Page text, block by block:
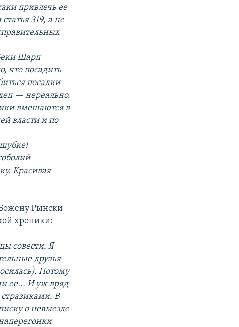
привлечь ее
319, а не
Шарп
что посадить
посадки
— нереально.
вмешаются в
власти и по
Красивая
Рынски
хроники:
совести. Я
друзья
Потому
ее... И ужвряд
В
о невыезде